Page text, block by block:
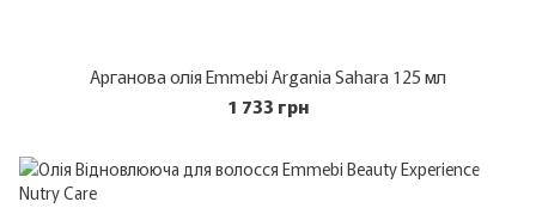
Арганова олія Emmebi Argania Sahara 125 мл
1 733 грн